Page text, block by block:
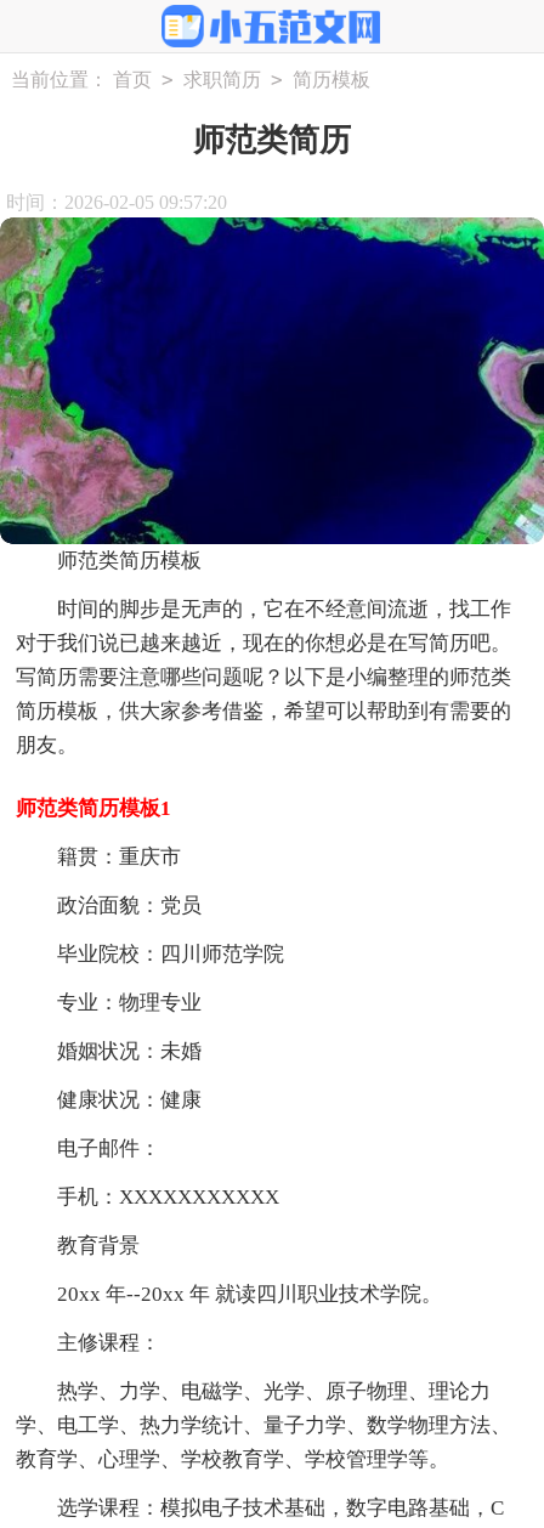
当前位置： 首页 > 求职简历 > 简历模板
师范类简历
时间：2026-02-05 09:57:20
师范类简历模板
时间的脚步是无声的，它在不经意间流逝，找工作
对于我们说已越来越近，现在的你想必是在写简历吧。
写简历需要注意哪些问题呢？以下是小编整理的师范类
简历模板，供大家参考借鉴，希望可以帮助到有需要的
朋友。
师范类简历模板1
籍贯：重庆市
政治面貌：党员
毕业院校：四川师范学院
专业：物理专业
婚姻状况：未婚
健康状况：健康
电子邮件：
手机：XXXXXXXXXXX
教育背景
20xx 年--20xx 年 就读四川职业技术学院。
主修课程：
热学、力学、电磁学、光学、原子物理、理论力
学、电工学、热力学统计、量子力学、数学物理方法、
教育学、心理学、学校教育学、学校管理学等。
选学课程：模拟电子技术基础，数字电路基础，C